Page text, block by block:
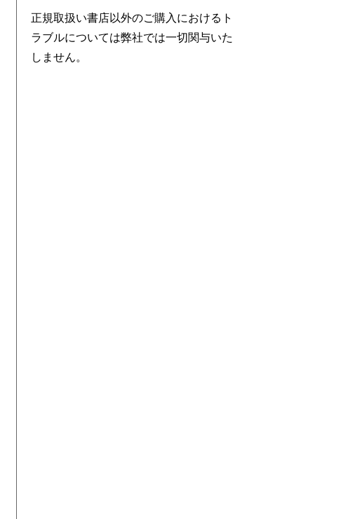
正規取扱い書店以外のご購入におけるト
ラブルについては弊社では一切関与いた
しません。